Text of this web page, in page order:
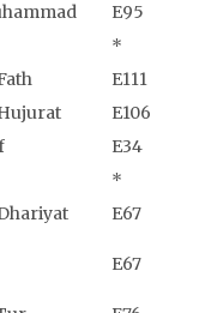
E95
*
E111
E106
E34
*
E67
E67